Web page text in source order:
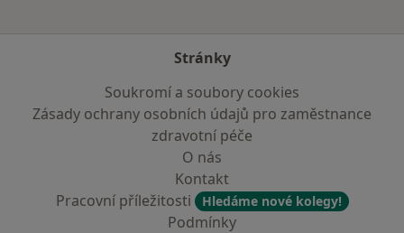
Stránky
Soukromí a soubory cookies
Zásady ochrany osobních údajů pro zaměstnance
zdravotní péče
O nás
Kontakt
Pracovní příležitosti
Hledáme nové kolegy!
Podmínky